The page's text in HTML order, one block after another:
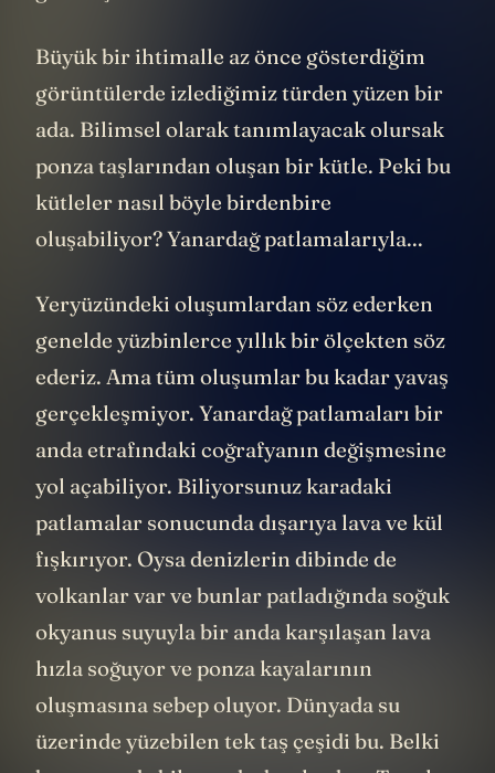
Büyük bir ihtimalle az önce gösterdiğim
görüntülerde izlediğimiz türden yüzen bir
ada. Bilimsel olarak tanımlayacak olursak
ponza taşlarından oluşan bir kütle. Peki bu
kütleler nasıl böyle birdenbire
oluşabiliyor? Yanardağ patlamalarıyla...
Yeryüzündeki oluşumlardan söz ederken
genelde yüzbinlerce yıllık bir ölçekten söz
ederiz. Ama tüm oluşumlar bu kadar yavaş
gerçekleşmiyor. Yanardağ patlamaları bir
anda etrafındaki coğrafyanın değişmesine
yol açabiliyor. Biliyorsunuz karadaki
patlamalar sonucunda dışarıya lava ve kül
fışkırıyor. Oysa denizlerin dibinde de
volkanlar var ve bunlar patladığında soğuk
okyanus suyuyla bir anda karşılaşan lava
hızla soğuyor ve ponza kayalarının
oluşmasına sebep oluyor. Dünyada su
üzerinde yüzebilen tek taş çeşidi bu. Belki